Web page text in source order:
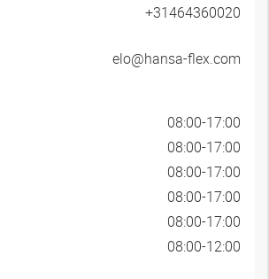
+31464360020
elo@hansa-flex.com
08:00-17:00
08:00-17:00
08:00-17:00
08:00-17:00
08:00-17:00
08:00-12:00